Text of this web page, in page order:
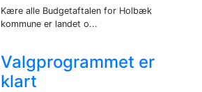
Kære alle Budgetaftalen for Holbæk
kommune er landet o...
Valgprogrammet er
klart